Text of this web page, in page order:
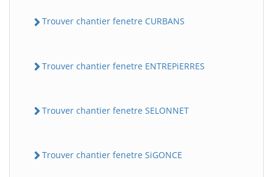
Trouver chantier fenetre CURBANS
Trouver chantier fenetre ENTREPiERRES
Trouver chantier fenetre SELONNET
Trouver chantier fenetre SiGONCE